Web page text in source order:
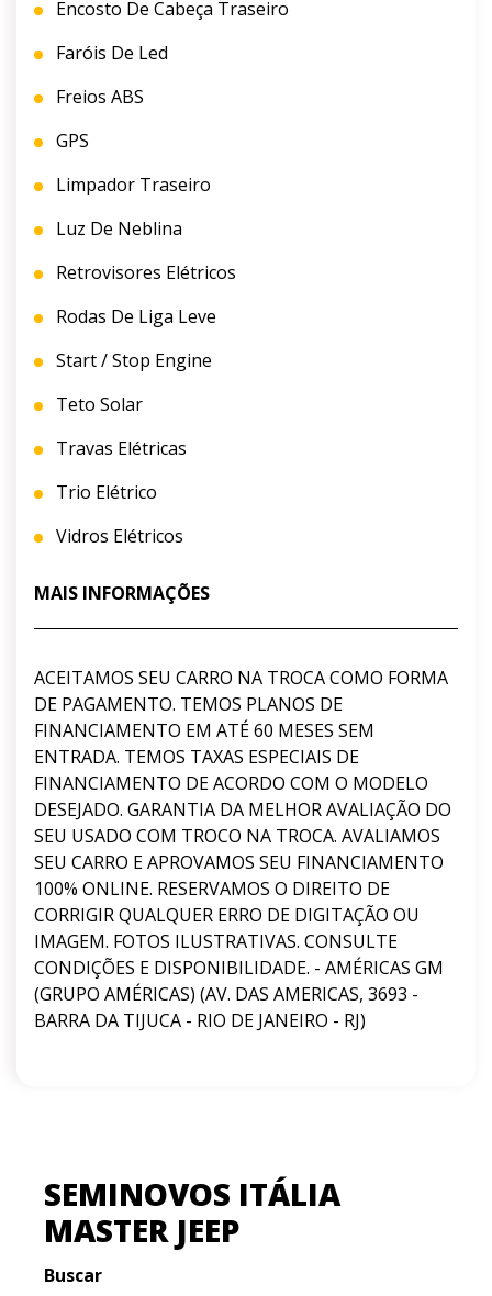
Encosto De Cabeça Traseiro
Faróis De Led
Freios ABS
GPS
Limpador Traseiro
Luz De Neblina
Retrovisores Elétricos
Rodas De Liga Leve
Start / Stop Engine
Teto Solar
Travas Elétricas
Trio Elétrico
Vidros Elétricos
MAIS INFORMAÇÕES
ACEITAMOS SEU CARRO NA TROCA COMO FORMA
DE PAGAMENTO. TEMOS PLANOS DE
FINANCIAMENTO EM ATÉ 60 MESES SEM
ENTRADA. TEMOS TAXAS ESPECIAIS DE
FINANCIAMENTO DE ACORDO COM O MODELO
DESEJADO. GARANTIA DA MELHOR AVALIAÇÃO DO
SEU USADO COM TROCO NA TROCA. AVALIAMOS
SEU CARRO E APROVAMOS SEU FINANCIAMENTO
100% ONLINE. RESERVAMOS O DIREITO DE
CORRIGIR QUALQUER ERRO DE DIGITAÇÃO OU
IMAGEM. FOTOS ILUSTRATIVAS. CONSULTE
CONDIÇÕES E DISPONIBILIDADE. - AMÉRICAS GM
(GRUPO AMÉRICAS) (AV. DAS AMERICAS, 3693 -
BARRA DA TIJUCA - RIO DE JANEIRO - RJ)
SEMINOVOS ITÁLIA
MASTER JEEP
Buscar